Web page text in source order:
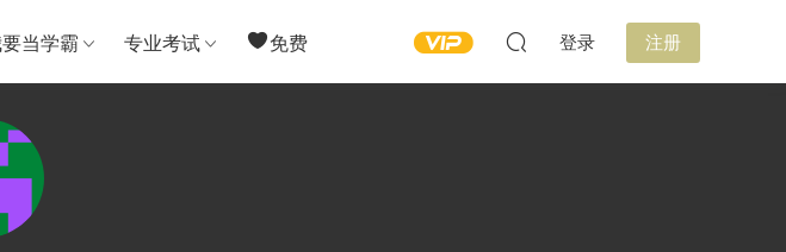
当学霸 专业考试 免费 登录 注册